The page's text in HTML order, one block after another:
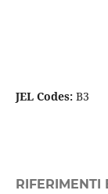
JEL Codes:B3
RIFERIMENTI